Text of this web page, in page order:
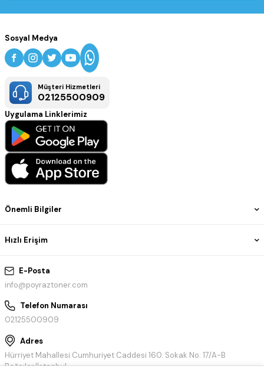
E-Posta
info@poyraztoner.com
Telefon Numarası
02125500909
Adres
Hürriyet Mahallesi Cumhuriyet Caddesi 160. Sokak No: 17/A-B
Bağcılar/İstanbul
Önemli Bilgiler
Hızlı Erişim
Sosyal Medya
Müşteri Hizmetleri
02125500909
Uygulama Linklerimiz